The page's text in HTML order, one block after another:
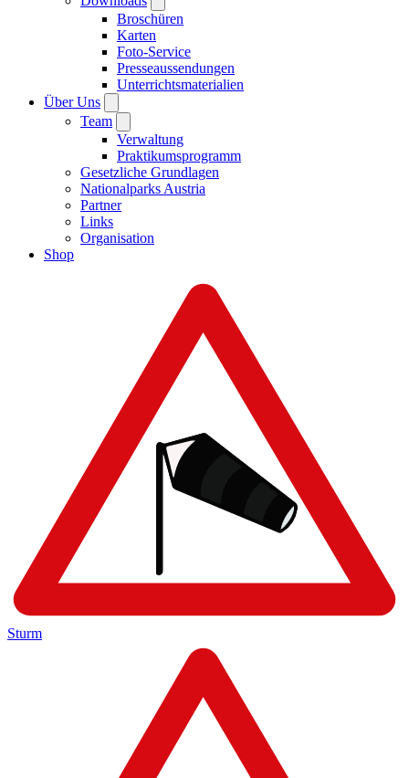
Broschüren
Karten
Foto-Service
Presseaussendungen
Unterrichtsmaterialien
Über Uns
Team
Verwaltung
Praktikumsprogramm
Gesetzliche Grundlagen
Nationalparks Austria
Partner
Links
Organisation
Shop
Sturm